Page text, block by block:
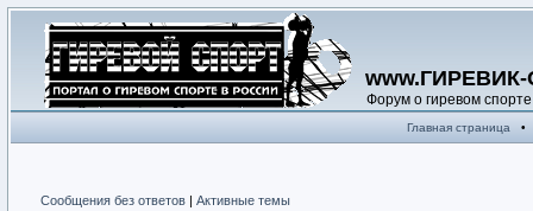
Форум о гиревом спорте
Главная страница •
Сообщения без ответов | Активные темы